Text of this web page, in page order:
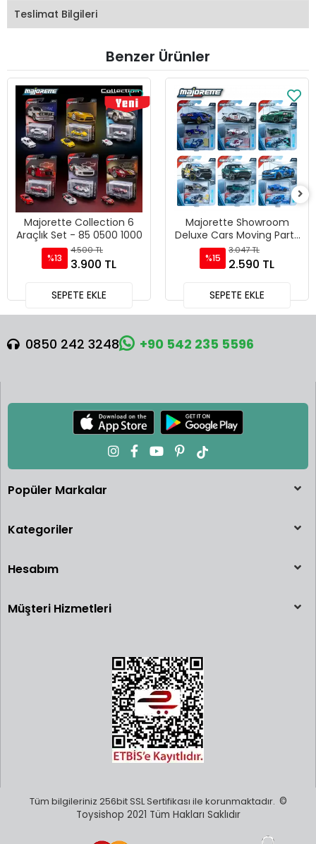
Teslimat Bilgileri
Benzer Ürünler
Majorette Collection 6
Araçlık Set - 85 0500 1000
%13
4.500 TL
3.900 TL
SEPETE EKLE
Majorette Showroom
Deluxe Cars Moving Parts
6 Araçlık Set - Pur Sport
%15
3.047 TL
2.590 TL
SEPETE EKLE
0850 242 3248 +90 542 235 5596
Popüler Markalar
Kategoriler
Hesabım
Müşteri Hizmetleri
Tüm bilgileriniz 256bit SSL Sertifikası ile korunmaktadır. ©
Toysishop 2021 Tüm Hakları Saklıdır